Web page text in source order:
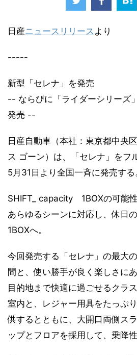
日産ニュースリリース より
-----
新型「セレナ」を発売
-- ならびに「ライダーシリーズ
発売 --
日産自動車（本社：東京都中央
ス ゴーン）は、「セレナ」をフ
5月31日より全国一斉に発売する
SHIFT_ capacity 1BOXの可能性
あらゆるシーンに対応し、休日
1BOXへ。
今回発売する「セレナ」の最大
間と、使い勝手が良く楽しさに
目的地まで快適に過ごせるクラ
室内と、レジャー用具をたっぷ
供するとともに、大開口両側ス
ップとフロアを採用して、乗降